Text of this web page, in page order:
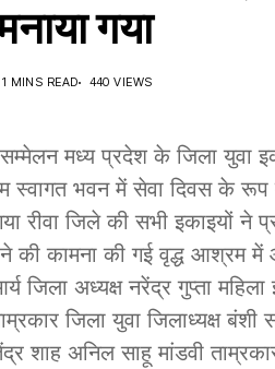
गया
1 MINS READ 440 VIEWS
मध्य प्रदेश के जिला युवा
स्वागत भवन में सेवा दिवस के
रीवा जिले की सभी इकाइयों ने
की कामना की गई वृद्ध आश्रम
जिला अध्यक्ष नरेंद्र गुप्ता
जिला युवा जिलाध्यक्ष
शाह अनिल साहू मांडवी